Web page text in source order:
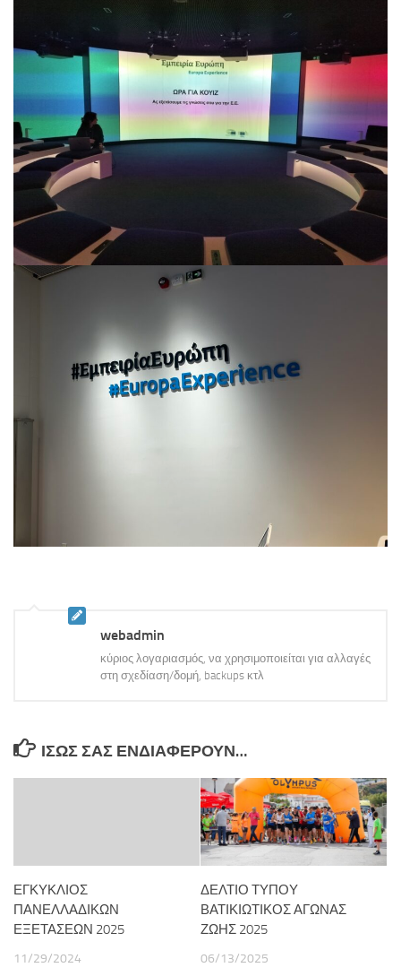
webadmin
κύριος λογαριασμός, να χρησιμοποιείται για αλλαγές
στη σχεδίαση/δομή, backups κτλ
ΊΣΩΣ ΣΑΣ ΕΝΔΙΑΦΈΡΟΥΝ…
ΕΓΚΥΚΛΙΟΣ
ΠΑΝΕΛΛΑΔΙΚΩΝ
ΕΞΕΤΑΣΕΩΝ 2025
11/29/2024
ΔΕΛΤΙΟ ΤΥΠΟΥ
ΒΑΤΙΚΙΩΤΙΚΟΣ ΑΓΩΝΑΣ
ΖΩΗΣ 2025
06/13/2025